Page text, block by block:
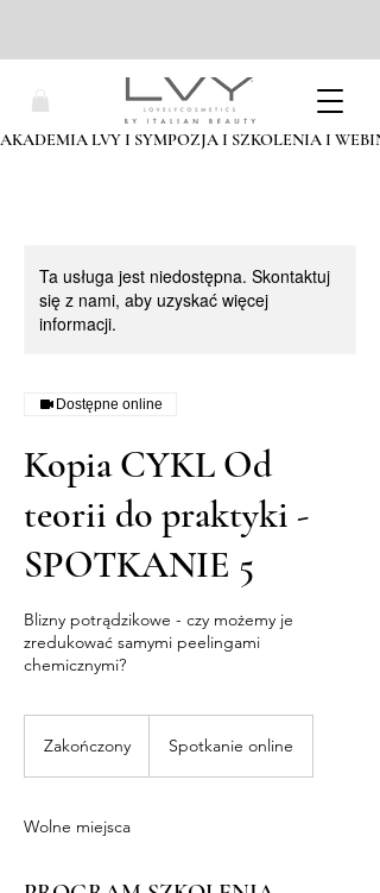
AKADEMIA LVY I SYMPOZJA I SZKOLENIA I
Ta usługa jest niedostępna. Skontaktuj
się z nami, aby uzyskać więcej
informacji.
Dostępne online
Kopia CYKL Od
teorii do praktyki -
SPOTKANIE 5
Blizny potrądzikowe - czy możemy je
zredukować samymi peelingami
chemicznymi?
Zakończony
z
Spotkanie online
Wolne miejsca